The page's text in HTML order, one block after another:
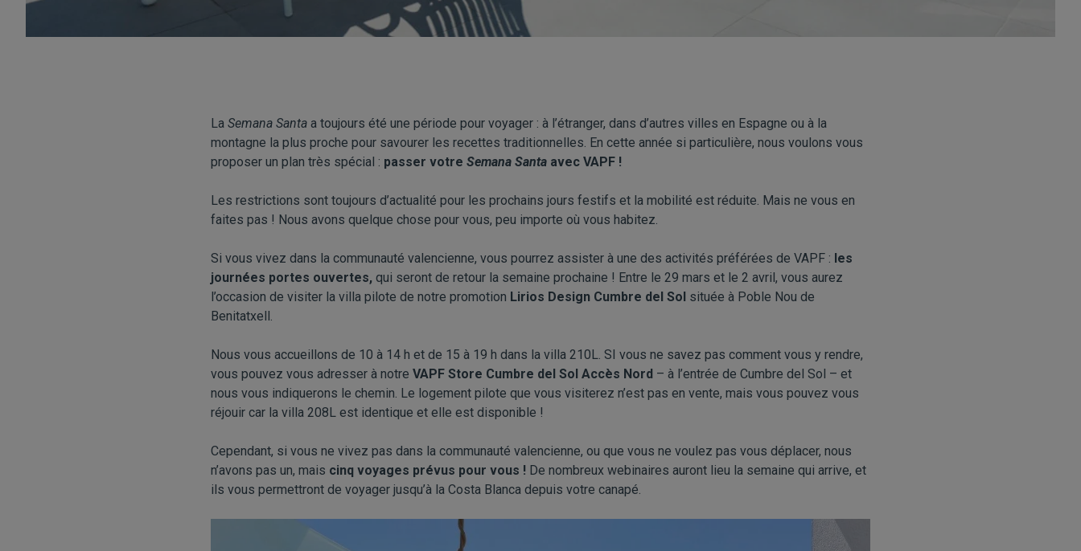
La Semana Santa a toujours été une période pour voyager : à l’étranger, dans d’autres villes en Espagne ou à la
montagne la plus proche pour savourer les recettes traditionnelles. En cette année si particulière, nous voulons vous
proposer un plan très spécial : passer votre Semana Santa avec VAPF !
Les restrictions sont toujours d’actualité pour les prochains jours festifs et la mobilité est réduite. Mais ne vous en
faites pas ! Nous avons quelque chose pour vous, peu importe où vous habitez.
Si vous vivez dans la communauté valencienne, vous pourrez assister à une des activités préférées de VAPF : les
journées portes ouvertes, qui seront de retour la semaine prochaine ! Entre le 29 mars et le 2 avril, vous aurez
l’occasion de visiter la villa pilote de notre promotion Lirios Design Cumbre del Sol située à Poble Nou de
Benitatxell.
Nous vous accueillons de 10 à 14 h et de 15 à 19 h dans la villa 210L. SI vous ne savez pas comment vous y rendre,
vous pouvez vous adresser à notre VAPF Store Cumbre del Sol Accès Nord – à l’entrée de Cumbre del Sol – et
nous vous indiquerons le chemin. Le logement pilote que vous visiterez n’est pas en vente, mais vous pouvez vous
réjouir car la villa 208L est identique et elle est disponible !
Cependant, si vous ne vivez pas dans la communauté valencienne, ou que vous ne voulez pas vous déplacer, nous
n’avons pas un, mais cinq voyages prévus pour vous ! De nombreux webinaires auront lieu la semaine qui arrive, et
ils vous permettront de voyager jusqu’à la Costa Blanca depuis votre canapé.